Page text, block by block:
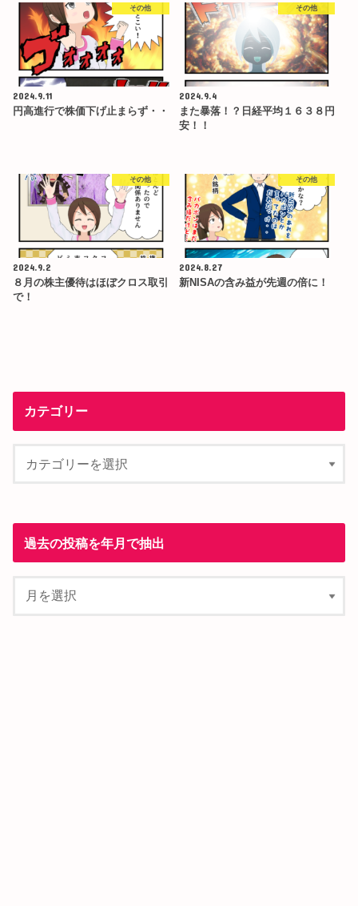
その他
2024.9.11
円高進行で株価下げ止まらず・・
その他
2024.9.4
また暴落！？日経平均１６３８円
安！！
その他
2024.9.2
８月の株主優待はほぼクロス取引
で！
その他
2024.8.27
新NISAの含み益が先週の倍に！
カテゴリー
過去の投稿を年月で抽出